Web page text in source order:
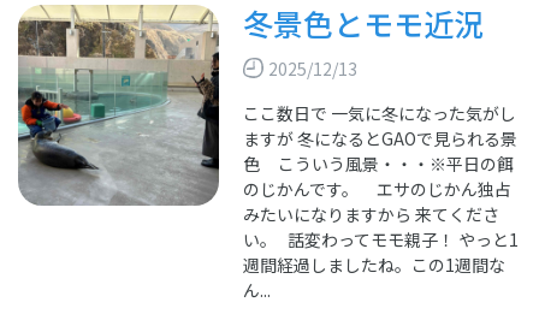
冬景色とモモ近況
2025/12/13
ここ数日で 一気に冬になった気がし
ますが 冬になるとGAOで見られる景
色 こういう風景・・・※平日の餌
のじかんです。 エサのじかん独占
みたいになりますから 来てくださ
い。 話変わってモモ親子！ やっと1
週間経過しましたね。この1週間な
ん...